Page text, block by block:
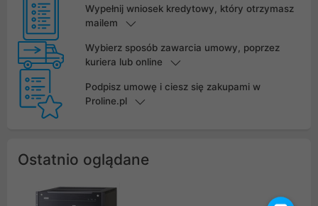
Wypełnij wniosek kredytowy, który otrzymasz
mailem
Wybierz sposób zawarcia umowy, poprzez
kuriera lub online
Podpisz umowę i ciesz się zakupami w
Proline.pl
Ostatnio oglądane